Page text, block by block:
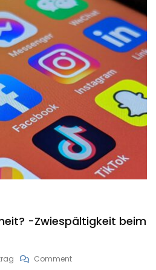
-Zwiespältigkeit beim
CommentOn